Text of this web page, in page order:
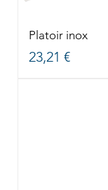
Platoir inox
Prix
23,21 €